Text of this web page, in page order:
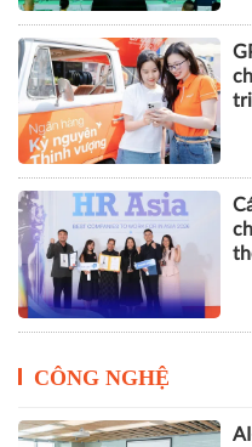
CÔNG NGHỆ